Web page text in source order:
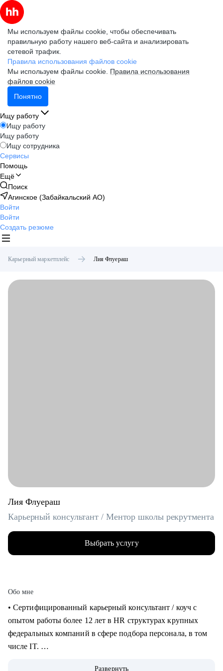
Мы используем файлы cookie, чтобы обеспечивать
правильную работу нашего веб-сайта и анализировать
сетевой трафик.
Правила использования файлов cookie
Мы используем файлы cookie. Правила использования
файлов cookie
Понятно
Ищу работу
Ищу работу
Ищу работу
Ищу сотрудника
Сервисы
Помощь
Ещё
Поиск
Агинское (Забайкальский АО)
Войти
Войти
Создать резюме
Карьерный маркетплейс Лия Флуераш
Лия Флуераш
Карьерный консультант / Ментор школы рекрутмента
Выбрать услугу
Обо мне
• Сертифицированный карьерный консультант / коуч с
опытом работы более 12 лет в HR структурах крупных
федеральных компаний в сфере подбора персонала, в том
числе IT.
Развернуть